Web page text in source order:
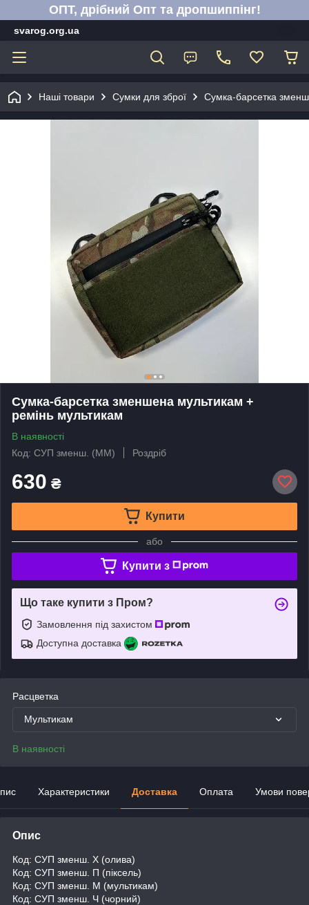
ОПТ, дрібний Опт та дропшиппінг!
svarog.org.ua
Наші товари Сумки для зброї Сумка-барсетка
Сумка-барсетка зменшена мультикам +
ремінь мультикам
В наявності
Код: СУП зменш. (ММ)
Роздріб
630 ₴
Купити
або
Купити з
Що таке купити з Пром?
Замовлення під захистом
Доступна доставка
Расцветка
Мультикам
В наявності
Характеристики Доставка Оплата Умови
Опис
Код: СУП зменш. Х (олива)
Код: СУП зменш. П (піксель)
Код: СУП зменш. М (мультикам)
Код: СУП зменш. Ч (чорний)